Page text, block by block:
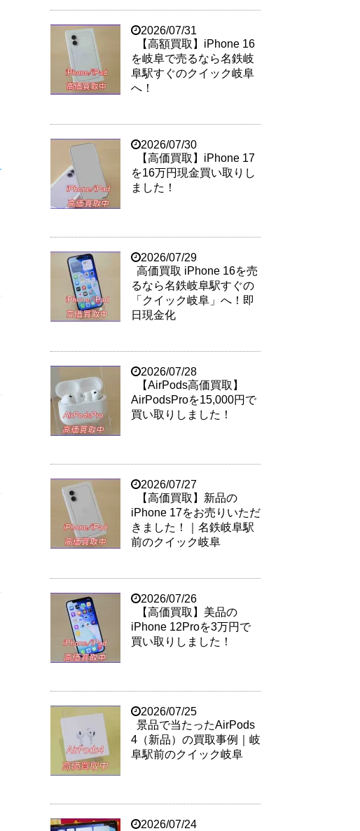
2026/07/31
【高額買取】iPhone 16
を岐阜で売るなら名鉄岐
阜駅すぐのクイック岐阜
へ！
2026/07/30
【高価買取】iPhone 17
を16万円現金買い取りし
ました！
2026/07/29
高価買取 iPhone 16を売
るなら名鉄岐阜駅すぐの
「クイック岐阜」へ！即
日現金化
2026/07/28
【AirPods高価買取】
AirPodsProを15,000円で
買い取りしました！
2026/07/27
【高価買取】新品の
iPhone 17をお売りいただ
きました！｜名鉄岐阜駅
前のクイック岐阜
2026/07/26
【高価買取】美品の
iPhone 12Proを3万円で
買い取りしました！
2026/07/25
景品で当たったAirPods
4（新品）の買取事例｜岐
阜駅前のクイック岐阜
2026/07/24